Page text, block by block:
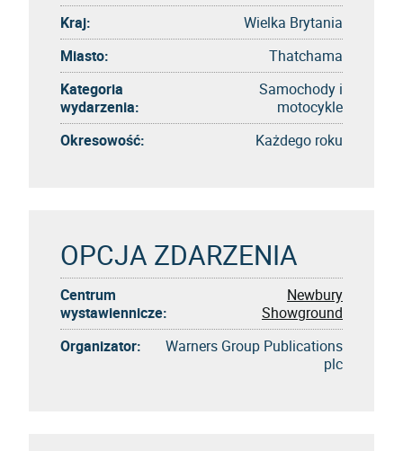
Kraj:
Wielka Brytania
Miasto:
Thatchama
Kategoria
wydarzenia:
Samochody i
motocykle
Okresowość:
Każdego roku
OPCJA ZDARZENIA
Centrum
wystawiennicze:
Newbury
Showground
Organizator:
Warners Group Publications
plc